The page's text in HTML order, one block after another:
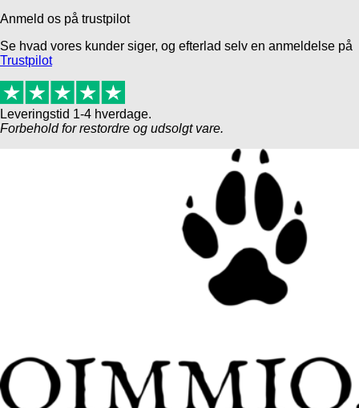
Anmeld os på trustpilot
Se hvad vores kunder siger, og efterlad selv en anmeldelse på
Trustpilot
Leveringstid 1-4 hverdage.
Forbehold for restordre og udsolgt vare.